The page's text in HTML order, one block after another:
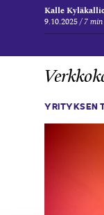
Kalle
9.10.2025 7 min
YRITYKSEN